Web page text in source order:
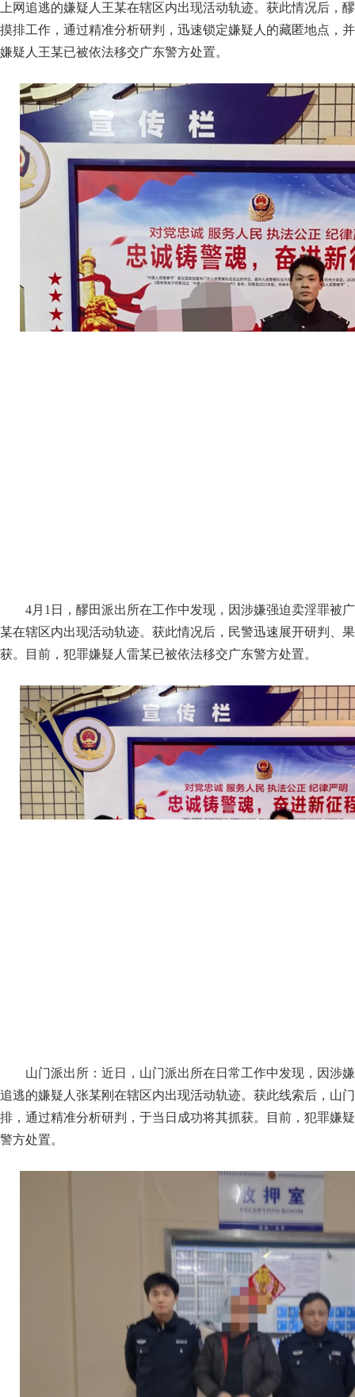
上网追逃的嫌疑人王某在辖区内出现活动轨迹。获此情况后，
摸排工作，通过精准分析研判，迅速锁定嫌疑人的藏匿地点，
嫌疑人王某已被依法移交广东警方处置。
4月1日，醪田派出所在工作中发现，因涉嫌强迫卖淫罪被
某在辖区内出现活动轨迹。获此情况后，民警迅速展开研判、
获。目前，犯罪嫌疑人雷某已被依法移交广东警方处置。
山门派出所：近日，山门派出所在日常工作中发现，因涉
追逃的嫌疑人张某刚在辖区内出现活动轨迹。获此线索后，山
排，通过精准分析研判，于当日成功将其抓获。目前，犯罪嫌
警方处置。